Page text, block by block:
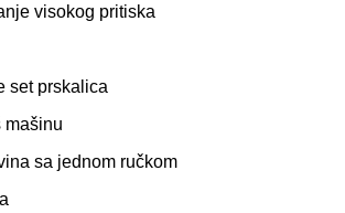
visokog pritiska
set prskalica
mašinu
sa jednom ručkom